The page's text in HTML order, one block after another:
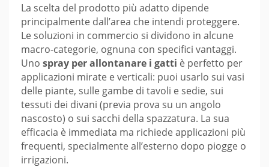
La scelta del prodotto più adatto dipende
principalmente dall’area che intendi proteggere.
Le soluzioni in commercio si dividono in alcune
macro-categorie, ognuna con specifici vantaggi.
Uno spray per allontanare i gatti è perfetto per
applicazioni mirate e verticali: puoi usarlo sui vasi
delle piante, sulle gambe di tavoli e sedie, sui
tessuti dei divani (previa prova su un angolo
nascosto) o sui sacchi della spazzatura. La sua
efficacia è immediata ma richiede applicazioni più
frequenti, specialmente all’esterno dopo piogge o
irrigazioni.